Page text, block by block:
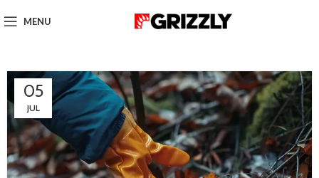
MENU
05
JUL